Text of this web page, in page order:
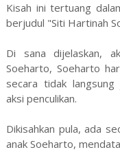
Kisah ini tertuang
berjudul "Siti Hartinah
Di sana dijelaskan,
Soeharto, Soeharto
secara tidak
aksi penculikan.
Dikisahkan pula, ada
anak Soeharto,